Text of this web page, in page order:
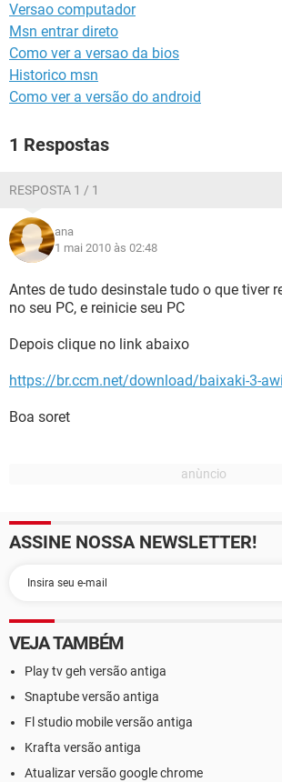
Versao computador
Msn entrar direto
Como ver a versao da bios
Historico msn
Como ver a versão do android
1 Respostas
RESPOSTA 1 / 1
ana
1 mai 2010 às 02:48
Antes de tudo desinstale tudo o que tiver
no seu PC, e reinicie seu PC
Depois clique no link abaixo
https://br.ccm.net/download/baixaki-3-
Boa soret
ASSINE NOSSA NEWSLETTER!
VEJA TAMBÉM
Play tv geh versão antiga
Snaptube versão antiga
Fl studio mobile versão antiga
Krafta versão antiga
Atualizar versão google chrome